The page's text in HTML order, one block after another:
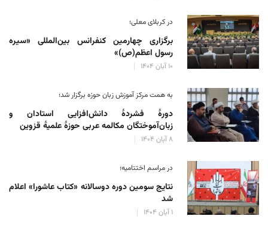
در کربلای معلی؛
برگزاری چهارمین کنفرانس بین‌المللی «سیره
رسول اعظم(ص)»
۱۰ آبان ۱۴۰۴
به همت مرکز آموزش زبان حوزه‌ برگزار شد؛
دورهٔ فشردهٔ دانش‌افزایی استادان و
زبان‌آموختگان مکالمه عربی حوزهٔ علمیهٔ قزوین
۸ آبان ۱۴۰۴
در مراسم اختتامیه؛
نتایج سومین دوره‌ دوسالانه‌ «کتاب عاشورا» اعلام
شد
۱ آبان ۱۴۰۴